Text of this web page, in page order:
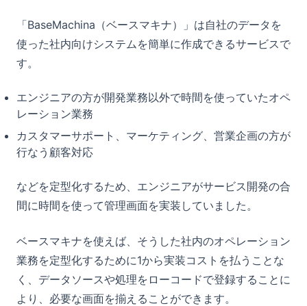
「BaseMachina（ベースマキナ）」は自社のデータを
使った社内向けシステムを簡単に作成できるサービスで
す。
エンジニアの方が開発業務以外で時間を使っていたオペ
レーション業務
カスタマーサポート、マーケティング、営業企画の方が
行なう顧客対応
などを定型化するため、エンジニアがサービス開発の合
間に時間を使って管理画面を実装していました。
ベースマキナを使えば、そうした社内のオペレーション
業務を定型化するために1から実装コストを払うことな
く、データソースや処理をローコードで登録することに
より、必要な画面を揃えることができます。